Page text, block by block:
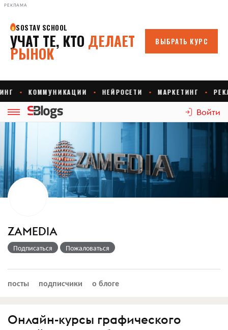
РЕКЛАМА
Войти
ZAMEDIA
Подписаться Пожаловаться
посты подписчики о блоге
Онлайн-курсы графического